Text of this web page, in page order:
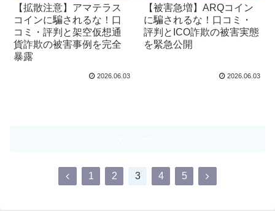
【拡散注意】アマテラス
コインに騙されるな！口
コミ・評判と架空仮想通
貨詐欺の被害事例を完全
暴露
2026.06.03
【被害急増】ARQコイン
に騙されるな！口コミ・
評判とICO詐欺の被害実態
を緊急公開
2026.06.03
1 2 3 4 5